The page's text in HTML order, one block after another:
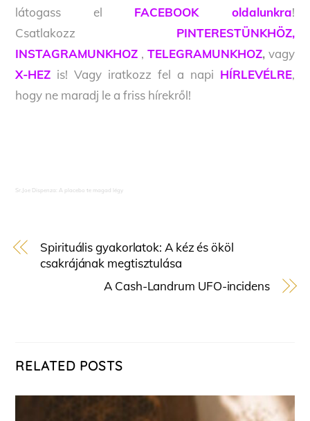
látogass el FACEBOOK oldalunkra!
Csatlakozz PINTERESTÜNKHÖZ,
INSTAGRAMUNKHOZ , TELEGRAMUNKHOZ,vagy
X-HEZ is! Vagy iratkozz fel a napi HÍRLEVÉLRE,
hogy ne maradj le a friss hírekről!
Sr.Joe Dispenza: A placebo te magad légy
Spirituális gyakorlatok: A kéz és ököl
csakrájának megtisztulása
A Cash-Landrum UFO-incidens
RELATED POSTS